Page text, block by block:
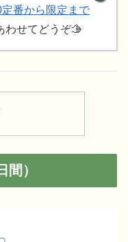
定番から限定まで
わせてどうぞ🫱
）